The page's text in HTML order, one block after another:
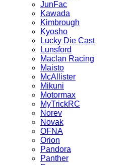
JunFac
Kawada
Kimbrough
Kyosho
Lucky Die Cast
Lunsford
Maclan Racing
Maisto
McAllister
Mikuni
Motormax
MyTrickRC
Norev
Novak
OFNA
Orion
Pandora
Panther